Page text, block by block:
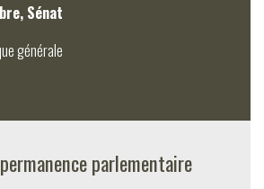
Sénat
générale
parlementaire